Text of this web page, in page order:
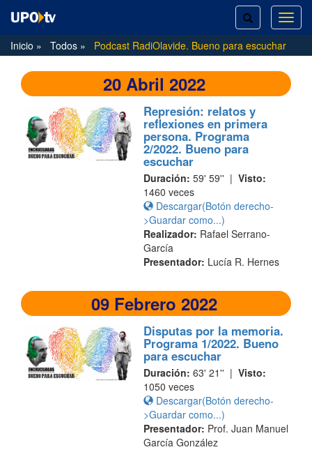
TOGGLE
SEARCH
Inicio
Todos Podcast RadiOlavide. Bueno para escuchar
20 Abril 2022
Represión: relatos y
reflexiones en primera
persona. Programa
2/2022. Bueno para
escuchar
Duración: 59' 59'' | Visto:
1460 veces
Descargar(Botón derecho-
>Guardar como...)
Realizador: Rafael Serrano-
García
Presentador: Lucía R. Hernes
09 Febrero 2022
Disputas por la memoria.
Programa 1/2022. Bueno
para escuchar
Duración: 63' 21'' | Visto:
1050 veces
Descargar(Botón derecho-
>Guardar como...)
Presentador: Prof. Juan Manuel
García González